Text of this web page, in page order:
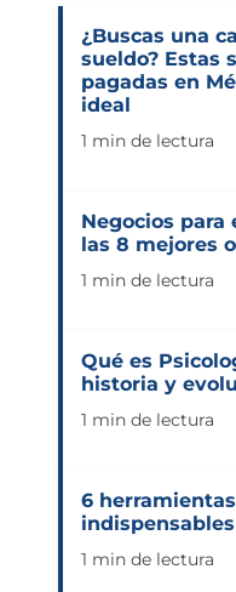
¿Buscas una
sueldo? Estas
pagadas en
ideal
1 min de lectura
Negocios para
las 8 mejores
1 min de lectura
Qué es
historia y
1 min de lectura
6
indispensables
1 min de lectura